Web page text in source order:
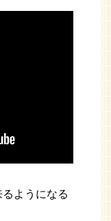
ようになる